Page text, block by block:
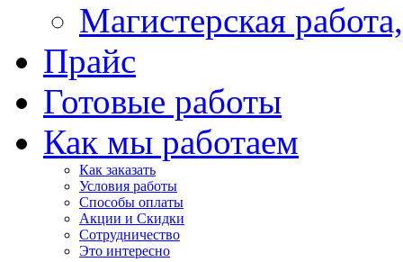
Магистерская
Прайс
Готовые работы
Как мы работаем
Как заказать
Условия работы
Способы оплаты
Акции и Скидки
Сотрудничество
Это интересно